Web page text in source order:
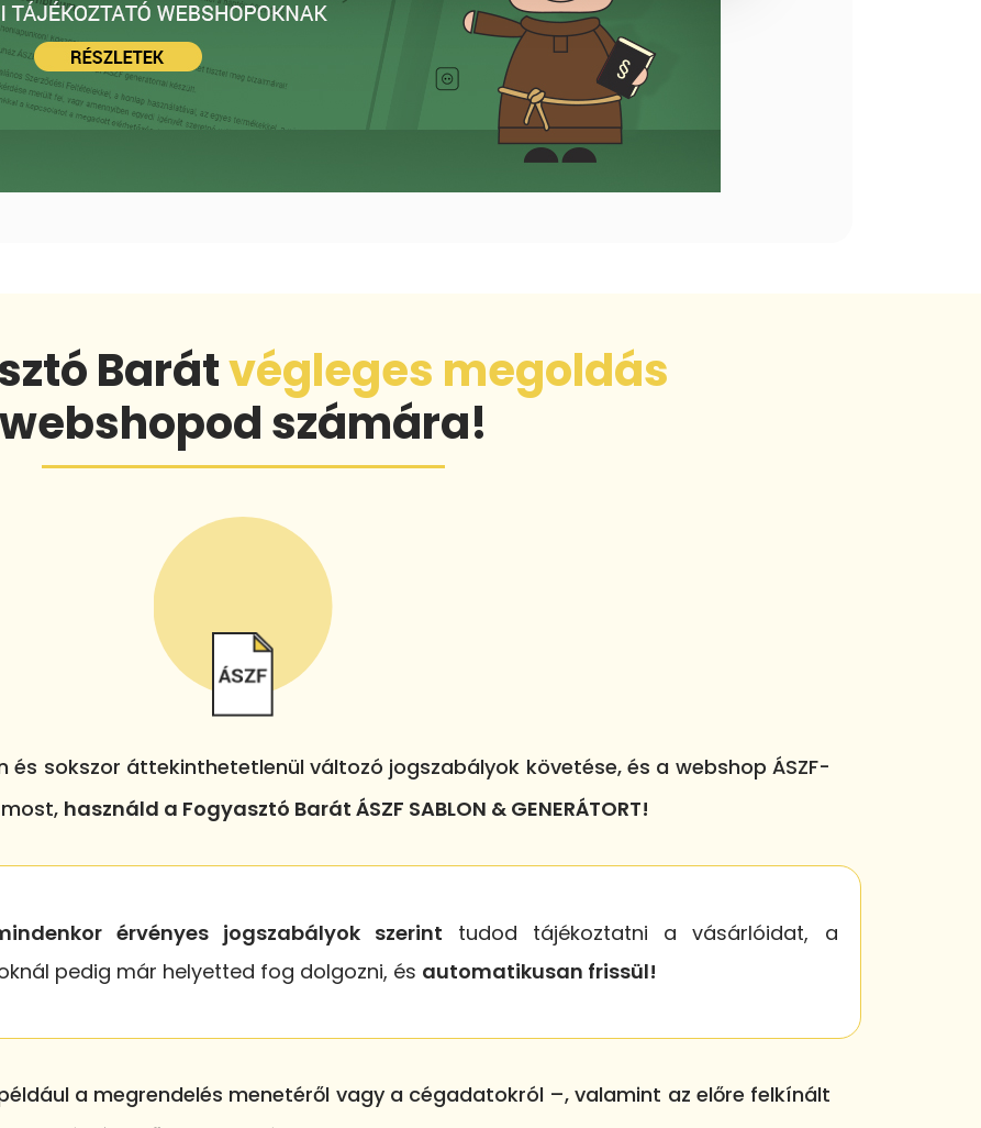
Barátvégleges megoldás
webshopod számára!
és sokszor áttekinthetetlenül változó jogszabályok követése, és a webshop ÁSZF-
használd a Fogyasztó Barát ÁSZF SABLON & GENERÁTORT!
érvényes jogszabályok szerint tudod tájékoztatni a vásárlóidat, a
pedig már helyetted fog dolgozni, és automatikusan frissül!
a megrendelés menetéről vagy a cégadatokról –, valamint az előre felkínált